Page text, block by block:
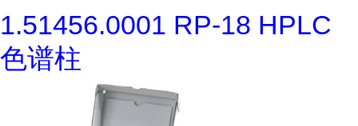
1.51456.0001 RP-18 HPLC
色谱柱